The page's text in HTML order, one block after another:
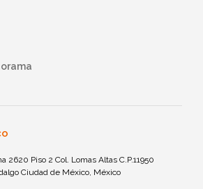
2620 Piso 2 Col. Lomas Altas C.P.11950
Ciudad de México, México